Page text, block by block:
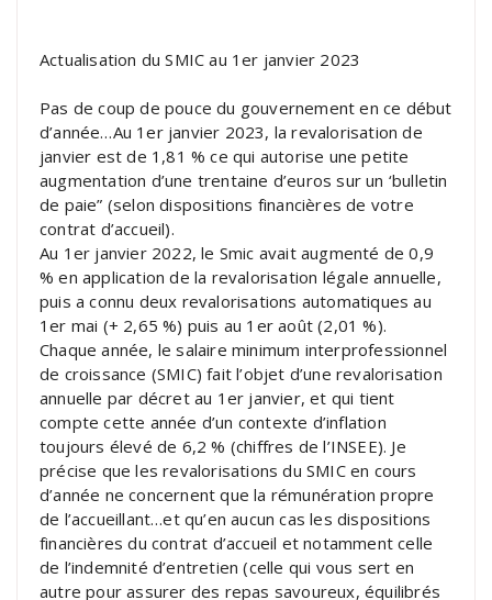
Actualisation du SMIC au 1er janvier 2023
Pas de coup de pouce du gouvernement en ce début
d’année…Au 1er janvier 2023, la revalorisation de
janvier est de 1,81 % ce qui autorise une petite
augmentation d’une trentaine d’euros sur un ‘bulletin
de paie” (selon dispositions financières de votre
contrat d’accueil).
Au 1er janvier 2022, le Smic avait augmenté de 0,9
% en application de la revalorisation légale annuelle,
puis a connu deux revalorisations automatiques au
1er mai (+ 2,65 %) puis au 1er août (2,01 %).
Chaque année, le salaire minimum interprofessionnel
de croissance (SMIC) fait l’objet d’une revalorisation
annuelle par décret au 1er janvier, et qui tient
compte cette année d’un contexte d’inflation
toujours élevé de 6,2 % (chiffres de l’INSEE). Je
précise que les revalorisations du SMIC en cours
d’année ne concernent que la rémunération propre
de l’accueillant…et qu’en aucun cas les dispositions
financières du contrat d’accueil et notamment celle
de l’indemnité d’entretien (celle qui vous sert en
autre pour assurer des repas savoureux, équilibrés